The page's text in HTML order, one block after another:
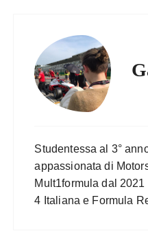
Studentessa al 3°
appassionata di
Mult1formula dal
4 Italiana e Formula